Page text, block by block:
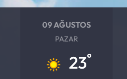
09 AĞUSTOS
PAZAR
23°